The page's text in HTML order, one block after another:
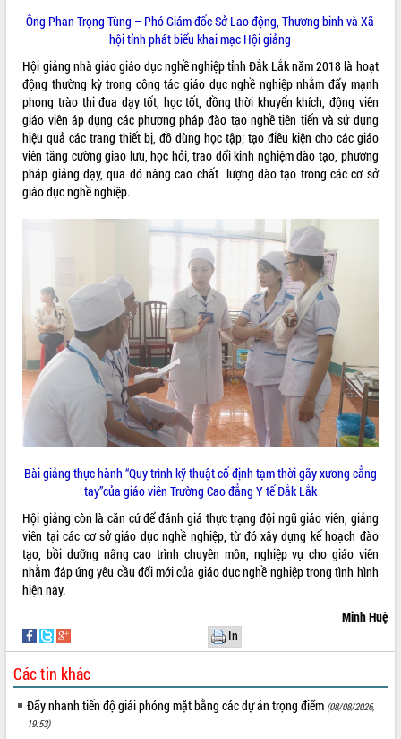
LIÊN KẾT WEB
THỐNG KÊ TRUY CẬP
Hôm nay: 10264
Tất cả: 66123378
Ông Phan Trọng Tùng – Phó Giám đốc Sở Lao động, Thương binh và Xã
hội tỉnh phát biểu khai mạc Hội giảng
Hội giảng nhà giáo giáo dục nghề nghiệp tỉnh Đắk Lắk năm 2018 là hoạt
động thường kỳ trong công tác giáo dục nghề nghiệp nhằm đẩy mạnh
phong trào thi đua dạy tốt, học tốt, đồng thời khuyến khích, động viên
giáo viên áp dụng các phương pháp đào tạo nghề tiên tiến và sử dụng
hiệu quả các trang thiết bị, đồ dùng học tập; tạo điều kiện cho các giáo
viên tăng cường giao lưu, học hỏi, trao đổi kinh nghiệm đào tạo, phương
pháp giảng dạy, qua đó nâng cao chất lượng đào tạo trong các cơ sở
giáo dục nghề nghiệp.
Bài giảng thực hành “Quy trình kỹ thuật cố định tạm thời gãy xương cẳng
tay”của giáo viên Trường Cao đẳng Y tế Đắk Lắk
Hội giảng còn là căn cứ để đánh giá thực trạng đội ngũ giáo viên, giảng
viên tại các cơ sở giáo dục nghề nghiệp, từ đó xây dựng kế hoạch đào
tạo, bồi dưỡng nâng cao trình chuyên môn, nghiệp vụ cho giáo viên
nhằm đáp ứng yêu cầu đổi mới của giáo dục nghề nghiệp trong tình hình
hiện nay.
Minh Huệ
In
Các tin khác
Đẩy nhanh tiến độ giải phóng mặt bằng các dự án trọng điểm (08/08/2026,
19:53)